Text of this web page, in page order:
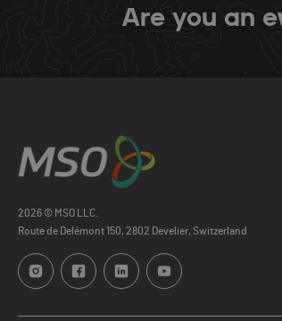
Are you an
2026 © MSO LLC.
Route de Delémont 150, 2802 Develier, Switzerland